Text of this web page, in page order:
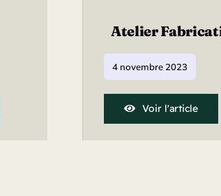
Atelier
4 novembre 2023
Voir l'article